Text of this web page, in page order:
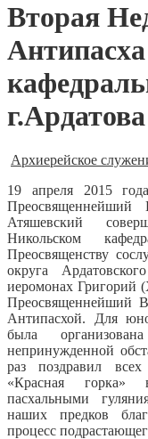
Вторая
г.Ардатова
Архиерейское
19 апреля 2015
Преосвященнейший
Атяшевский
Никольском
Преосвященству
округа
иеромонах Григорий
Преосвященнейший
Антипасхой. Для
была
непринужденной
раз поздравил
«Красная горка»
пасхальными
наших предков
процесс